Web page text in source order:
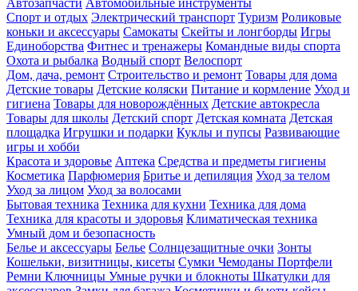
Автозапчасти Автомобильные инструменты
Спорт и отдых Электрический транспорт Туризм Роликовые
коньки и аксессуары Самокаты Скейты и лонгборды Игры
Единоборства Фитнес и тренажеры Командные виды спорта
Охота и рыбалка Водный спорт Велоспорт
Дом, дача, ремонт Строительство и ремонт Товары для дома
Детские товары Детские коляски Питание и кормление Уход и
гигиена Товары для новорождённых Детские автокресла
Товары для школы Детский спорт Детская комната Детская
площадка Игрушки и подарки Куклы и пупсы Развивающие
игры и хобби
Красота и здоровье Аптека Средства и предметы гигиены
Косметика Парфюмерия Бритье и депиляция Уход за телом
Уход за лицом Уход за волосами
Бытовая техника Техника для кухни Техника для дома
Техника для красоты и здоровья Климатическая техника
Умный дом и безопасность
Белье и аксессуары Белье Солнцезащитные очки Зонты
Кошельки, визитницы, кисеты Сумки Чемоданы Портфели
Ремни Ключницы Умные ручки и блокноты Шкатулки для